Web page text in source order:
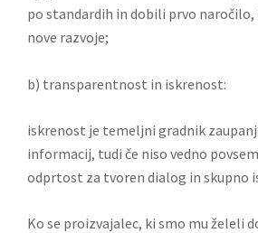
po standardih in dobili prvo naročilo,
nove razvoje;
b) transparentnost in iskrenost:
iskrenost je temeljni gradnik
informacij, tudi če niso vedno
odprtost za tvoren dialog in skupno
Ko se proizvajalec, ki smo mu želeli